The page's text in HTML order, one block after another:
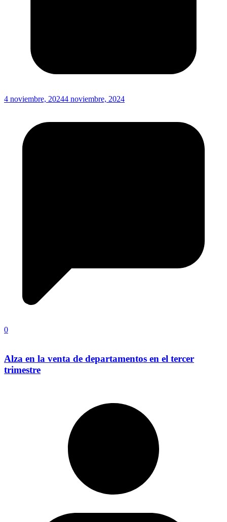
4 noviembre, 20244 noviembre, 2024
0
Alza en la venta de departamentos en el tercer
trimestre